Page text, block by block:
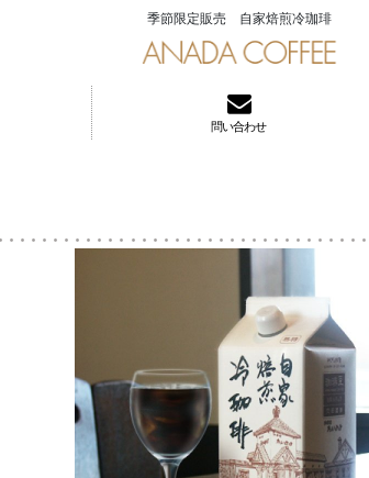
季節限定販売 自家焙煎冷珈琲
問い合わせ